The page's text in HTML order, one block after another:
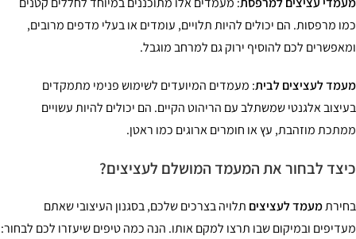
מרפסות. הם יכולים להיות תלויים, עומדים או בעלי מדפים מרובים,
לכם להוסיף ירוק גם למרחב מוגבל.
לעציצים לבית: מעמדים המיועדים לשימוש פנימי מתמקדים
אלגנטי שמשתלב עם הריהוט הקיים. הם יכולים להיות עשויים
מוזהבת, עץ או חומרים ארוגים כמו ראטן.
לבחור את המעמד המושלם לעציצים?
מעמד לעציציםתלויה בצרכים שלכם, בסגנון העיצובי שאתם
ובמיקום שבו תרצו למקם אותו. הנה כמה טיפים שיעזרו לכם לבחור: